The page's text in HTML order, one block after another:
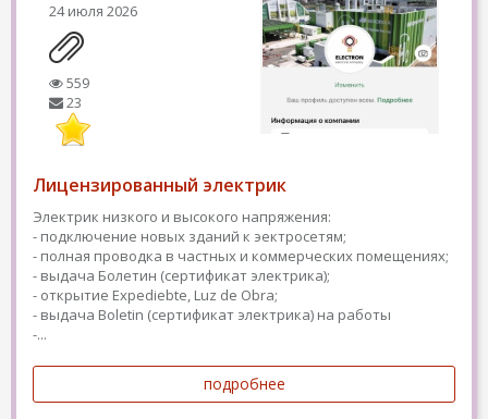
24 июля 2026
559
23
Лицензированный электрик
Электрик низкого и высокого напряжения:
- подключение новых зданий к эектросетям;
- полная проводка в частных и коммерческих помещениях;
- выдача Болетин (сертификат электрика);
- открытие Expediebte, Luz de Obra;
- выдача Boletin (сертификат электрика) на работы
-...
подробнее